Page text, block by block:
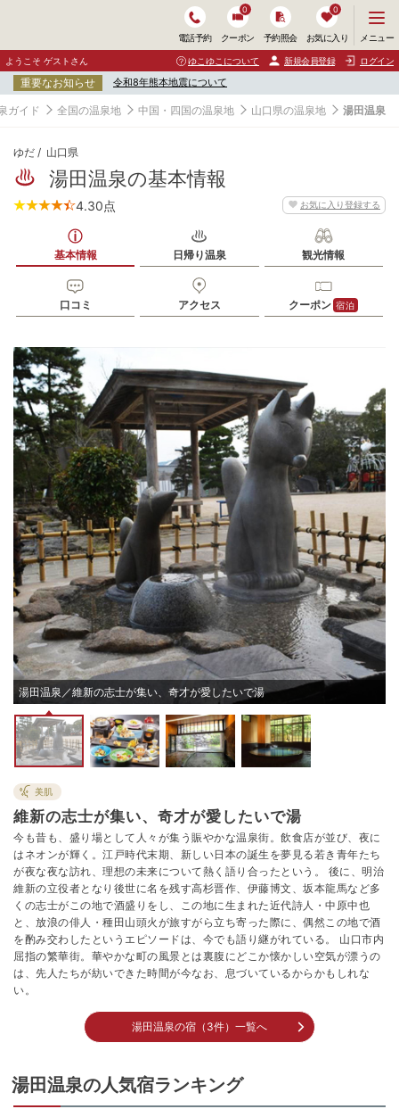
電話予約 クーポン
0
予約照会 お気に入り
0
ニ
ュ
ー
開
く
メニュー
ようこそ ゲストさん ゆこゆこについて 新規会員登録 ログイン
重要なお知らせ 令和8年熊本地震について
ガイド 全国の温泉地 中国・四国の温泉地 山口県の温泉地 湯田温泉
ゆだ 山口県
湯田温泉の基本情報
お気に入り登録する
4.30点
基本情報 日帰り温泉 観光情報
口コミ アクセス クーポン 宿泊
湯田温泉／維新の志士が集い、奇才が愛したいで湯
美肌
維新の志士が集い、奇才が愛したいで湯
今も昔も、盛り場として人々が集う賑やかな温泉街。飲食店が並び、夜に
はネオンが輝く。江戸時代末期、新しい日本の誕生を夢見る若き青年たち
が夜な夜な訪れ、理想の未来について熱く語り合ったという。 後に、明治
維新の立役者となり後世に名を残す高杉晋作、伊藤博文、坂本龍馬など多
くの志士がこの地で酒盛りをし、この地に生まれた近代詩人・中原中也
と、放浪の俳人・種田山頭火が旅すがら立ち寄った際に、偶然この地で酒
を酌み交わしたというエピソードは、今でも語り継がれている。 山口市内
屈指の繁華街。華やかな町の風景とは裏腹にどこか懐かしい空気が漂うの
は、先人たちが紡いできた時間が今なお、息づいているからかもしれな
い。
湯田温泉の宿（3件）一覧へ
湯田温泉の人気宿ランキング